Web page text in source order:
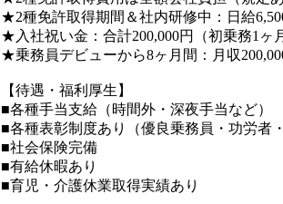
★2種免許取得期間＆社内研修中：日給
★入社祝い金：合計200,000円（初乗務1ヶ
★乗務員デビューから8ヶ月間：月収
【待遇・福利厚生】
■各種手当支給（時間外・深夜手当など）
■各種表彰制度あり（優良乗務員・功労者
■社会保険完備
■有給休暇あり
■育児・介護休業取得実績あり